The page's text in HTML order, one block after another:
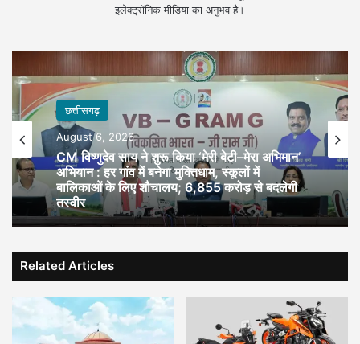
इलेक्ट्रॉनिक मीडिया का अनुभव है।
छत्तीसगढ़
August 6, 2026
CM विष्णुदेव साय ने शुरू किया ‘मेरी बेटी–मेरा अभिमान’
अभियान : हर गांव में बनेगा मुक्तिधाम, स्कूलों में
बालिकाओं के लिए शौचालय; 6,855 करोड़ से बदलेगी
तस्वीर
Related Articles